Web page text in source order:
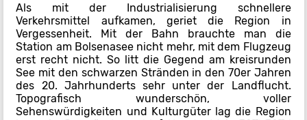
Als mit der Industrialisierung schnellere
Verkehrsmittel aufkamen, geriet die Region in
Vergessenheit. Mit der Bahn brauchte man die
Station am Bolsenasee nicht mehr, mit dem Flugzeug
erst recht nicht. So litt die Gegend am kreisrunden
See mit den schwarzen Stränden in den 70er Jahren
des 20. Jahrhunderts sehr unter der Landflucht.
Topografisch wunderschön, voller
Sehenswürdigkeiten und Kulturgüter lag die Region